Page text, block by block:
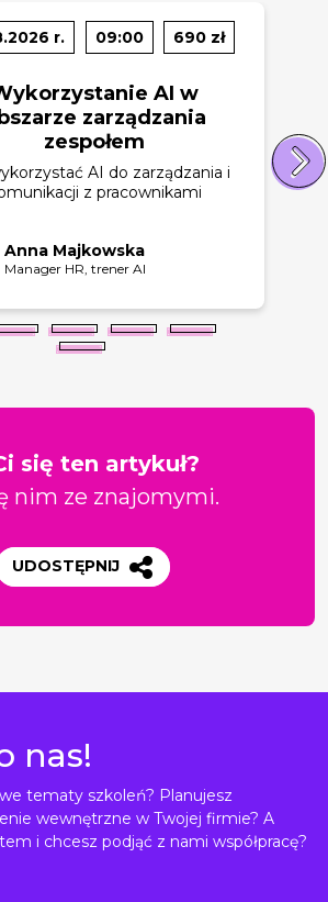
r. 09:00 690 zł
AI w
zarządzania
zespołem
AI do zarządzania i
z pracownikami
Anna Majkowska
Manager HR, trener AI
się ten artykuł?
nim ze znajomymi.
UDOSTĘPNIJ
nas!
tematy szkoleń? Planujesz
wewnętrzne w Twojej firmie? A
i chcesz podjąć z nami współpracę?